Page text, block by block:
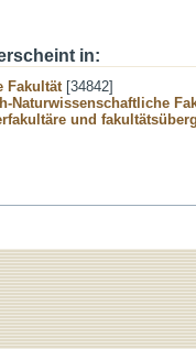
in:
Fakultät[34842]
Naturwissenschaftliche
und